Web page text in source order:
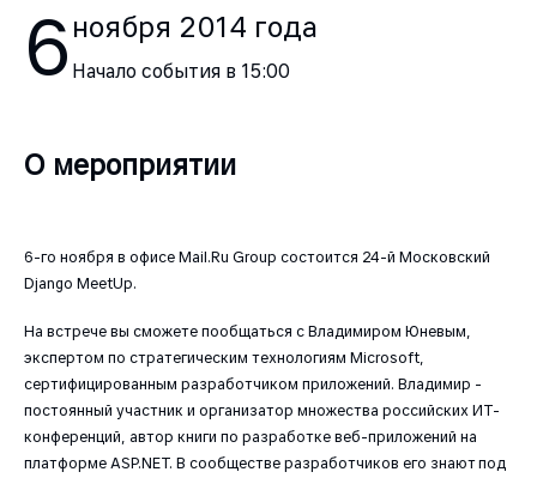
6 ноября 2014 года
Начало события в 15:00
О мероприятии
6-го ноября в офисе Mail.Ru Group состоится 24-й Московский
Django MeetUp.
На встрече вы сможете пообщаться с Владимиром Юневым,
экспертом по стратегическим технологиям Microsoft,
сертифицированным разработчиком приложений. Владимир -
постоянный участник и организатор множества российских ИТ-
конференций, автор книги по разработке веб-приложений на
платформе ASP.NET. В сообществе разработчиков его знают под